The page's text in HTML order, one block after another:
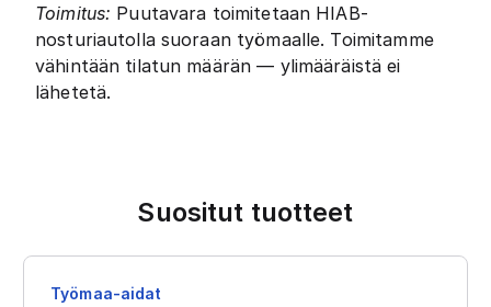
Toimitus: Puutavara toimitetaan HIAB-
nosturiautolla suoraan työmaalle. Toimitamme
vähintään tilatun määrän — ylimääräistä ei
lähetetä.
Suositut tuotteet
Työmaa-aidat